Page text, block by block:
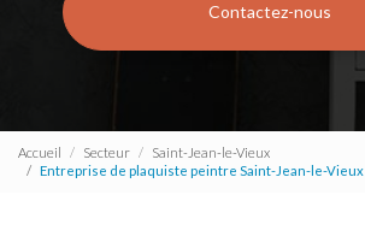
Contactez-nous
Accueil Secteur
Saint-Jean-le-Vieux
Entreprise de plaquiste peintre Saint-Jean-le-Vieux